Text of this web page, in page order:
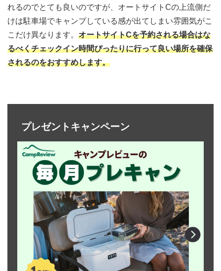
れるのでとても良いのですが、オートサイトCの上流側だ
けは駐車場でキャンプしている感が出てしまい雰囲気がこ
こだけ異なります。 オートサイトCを予約される場合はな
るべくチェックイン時間ぴったりに行って良い場所を確保
されるのをおすすめします。
プレゼントキャンペーン